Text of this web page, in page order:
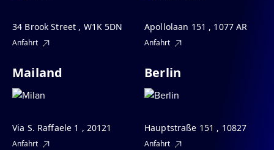
34 Brook Street , W1K 5DN
Anfahrt
Apollolaan 151 , 1077 AR
Anfahrt
Mailand
Via S. Raffaele 1 , 20121
Anfahrt
Berlin
Hauptstraße 151 , 10827
Anfahrt